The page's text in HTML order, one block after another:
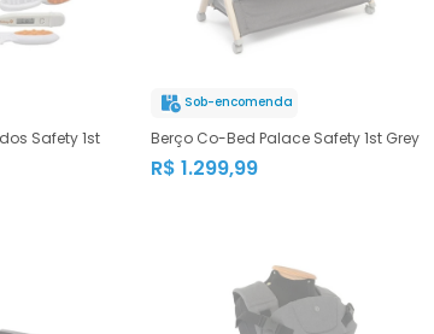
Safety 1st
Sob-encomenda
Berço Co-Bed Palace Safety 1st Grey
R$ 1.299,99